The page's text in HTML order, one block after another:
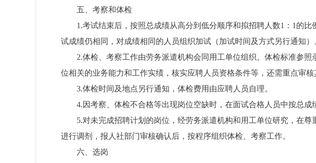
五、考察和体检
1.考试结束后，按照总成绩从高分到低分顺序和拟招聘人数1 ： 1 的比
试成绩仍相同，对成绩相同的人员组织加试（加试时间及方式另行通知）
2.体检、考察工作由劳务派遣机构会同用工单位组织。体检标准参
位相关的业务能力和工作实绩，核实应聘人员资格条件等，还需重点审
3.体检时间及地点另行通知，体检费用由应聘人员自理。
4.因考察、体检不合格等出现岗位空缺时，在面试合格人员中按总
5.对未完成招聘计划的岗位，经劳务派遣机构和用工单位研究，在
进行调剂，报人社部门审核确认后，按程序组织体检、考察工作。
六、选岗